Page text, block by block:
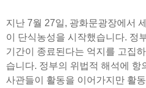
지난 7월 27일, 광화문광장에서
이 단식농성을 시작했습니다. 정
기간이 종료된다는 억지를 고집
습니다. 정부의 위법적 해석에 항
사관들이 활동을 이어가지만 활